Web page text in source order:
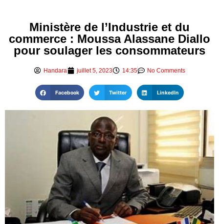
Ministère de l’Industrie et du
commerce : Moussa Alassane Diallo
pour soulager les consommateurs
Handara juillet 5, 2023 14:35 No Comments
Facebook Twitter LinkedIn